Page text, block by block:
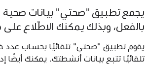
بالفعل، وبذلك يمكنك الاطّلاع
تلقائيًا تتبع بيانات أنشطتك. يمكنك